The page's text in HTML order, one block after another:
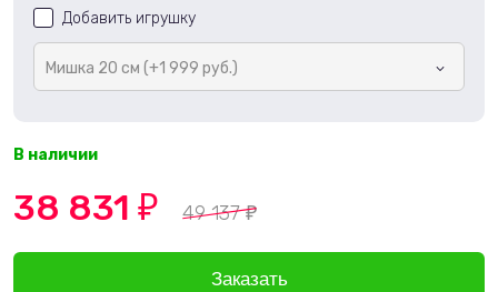
Добавить игрушку
Мишка 20 см (+1 999 руб.)
В наличии
38 831 ₽ 49 137₽